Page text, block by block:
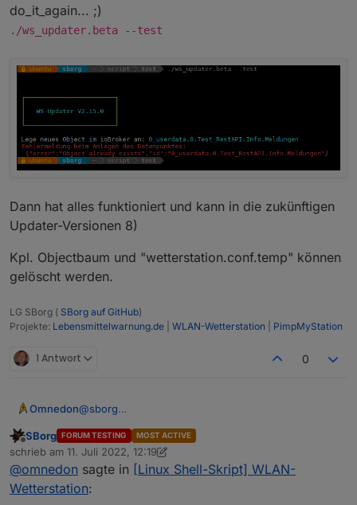
do_it_again... ;)
./ws_updater.beta --test
Dann hat alles funktioniert und kann in die zukünftigen
Updater-Versionen 8)
Kpl. Objectbaum und "wetterstation.conf.temp" können
gelöscht werden.
LG SBorg ( SBorg auf GitHub)
Projekte: Lebensmittelwarnung.de WLAN-Wetterstation PimpMyStation
1 Antwort 0
Omnedon@sborg
ich erhalte in der Statusübersicht ständig parse
errors:
● wetterstation.service - Service für
Loaded: loaded (/etc/systemd/system/
Active: active (running) since Mon
Main PID: 10991 (wetterstation.s)
Worauf bezieht sich hier die Zeile 1 / Spalte 10 - auf
Anderes?
Viele Grüße
Offline
SBorg FORUM TESTING MOST ACTIVE
schrieb am 11. Juli 2022, 12:19
zuletzt editiert von SBorg7. Nov. 2022, 14:20
@omnedon sagte in [Linux Shell-Skript] WLAN-
Wetterstation: